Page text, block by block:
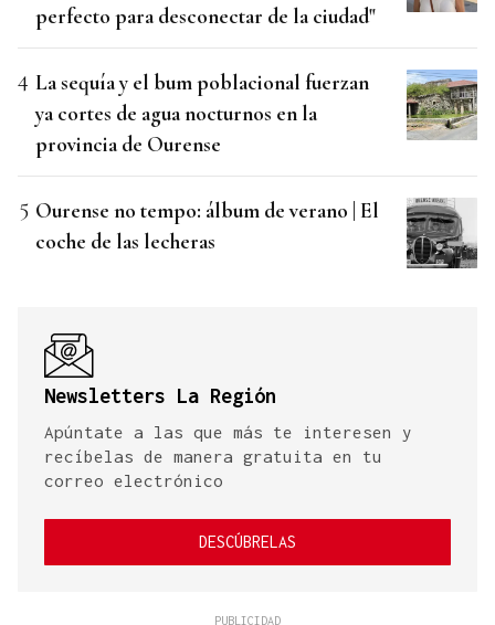
perfecto para desconectar de la ciudad"
La sequía y el bum poblacional fuerzan
ya cortes de agua nocturnos en la
provincia de Ourense
Ourense no tempo: álbum de verano | El
coche de las lecheras
Newsletters La Región
Apúntate a las que más te interesen y
recíbelas de manera gratuita en tu
correo electrónico
DESCÚBRELAS